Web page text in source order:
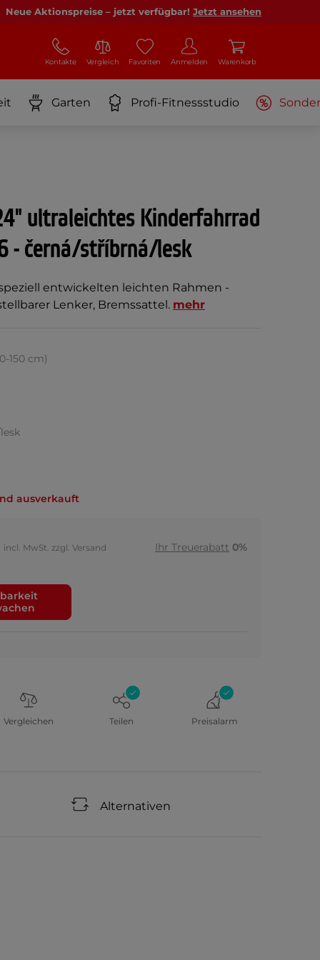
Neue Aktionspreise – jetzt verfügbar! Jetzt ansehen
Kontakte Vergleich Favoriten Anmelden Warenkorb
Garten Profi-Fitnessstudio
ultraleichtes Kinderfahrrad
- černá/stříbrná/lesk
entwickelten leichten Rahmen -
Lenker, Bremssattel. mehr
150 cm)
ausverkauft
incl. MwSt. zzgl. Versand Ihr Treuerabatt 0%
Vergleichen Teilen Preisalarm
Alternativen